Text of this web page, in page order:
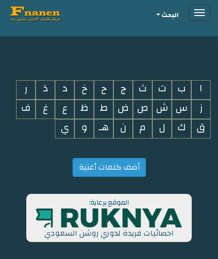
i
Toggleالبحث
ا ب ت ث ج ح خ د ذ
ر
ز
س ش ص ض ط ظ ع غ
ف
ق
ك ل م ن هـ و ي
أضف كلمات أغنية
الموقع برعاية:
احصائيات فريدة لدوري روشن السعودي